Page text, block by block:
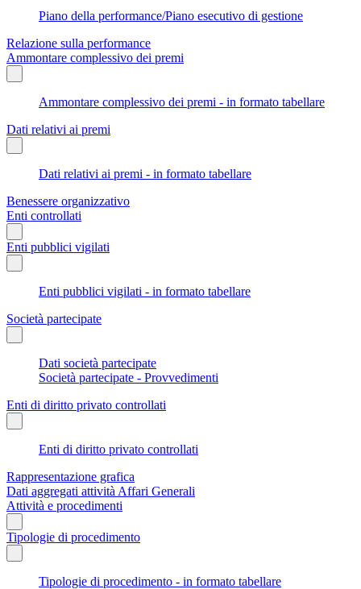
Piano della performance/Piano esecutivo di gestione
Relazione sulla performance
Ammontare complessivo dei premi
Ammontare complessivo dei premi - in formato tabellare
Dati relativi ai premi
Dati relativi ai premi - in formato tabellare
Benessere organizzativo
Enti controllati
Enti pubblici vigilati
Enti pubblici vigilati - in formato tabellare
Società partecipate
Dati società partecipate
Società partecipate - Provvedimenti
Enti di diritto privato controllati
Enti di diritto privato controllati
Rappresentazione grafica
Dati aggregati attività Affari Generali
Attività e procedimenti
Tipologie di procedimento
Tipologie di procedimento - in formato tabellare